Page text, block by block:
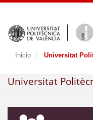
Inicio Universitat
Universitat